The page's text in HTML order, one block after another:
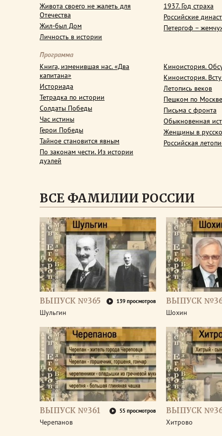
Живота своего не жалеть для
Отечества
Жил-был Дом
Личность в истории
1937. Год страха
Российские
Петергоф –
Программа
Книга, изменившая нас. «Два
капитана»
Историада
Тетрадка по истории
Солдаты Победы
Час истины
Герои Победы
Тайное становится явным
По законам чести. Из истории
дуэлей
Киноистория.
Киноистория.
Летопись веков
Пешком по Москве
Письма с фронта
Обыкновенная
Женщины в
Российская
ВСЕ ФАМИЛИИ РОССИИ
ВЫПУСК №365 139 просмотров
Шульгин
ВЫПУСК
Шохин
ВЫПУСК №361 55 просмотров
Черепанов
ВЫПУСК
Хитрово